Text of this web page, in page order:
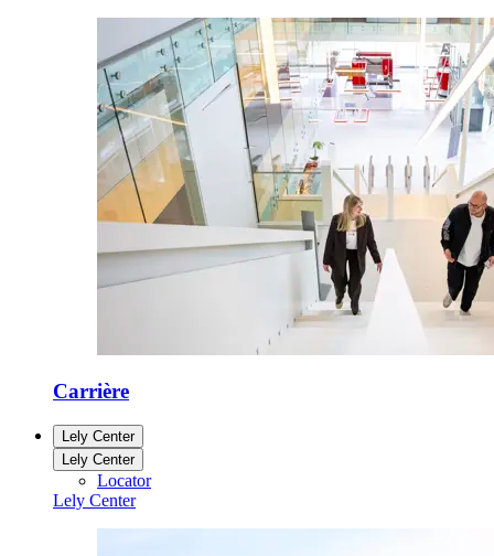
Carrière
Lely Center
Lely Center
Locator
Lely Center